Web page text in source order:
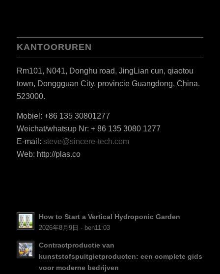
KANTOORUREN
Rm101, N041, Donghu road, JingLian cun, qiaotou
town, Donggguan City, provincie Guangdong, China.
523000.
Mobiel: +86 135 30801277
Weichat/whatsup Nr: + 86 135 3080 1277
E-mail: steve@sincere-tech.com
Web: http://plas.co
How to Start a Vertical Hydroponic Garden
2026年8月9日 - ben11:03
Contractproductie van
kunststofspuitgietproducten: een complete gids
voor moderne bedrijven
CS
DA
FI
RO
ES_MX